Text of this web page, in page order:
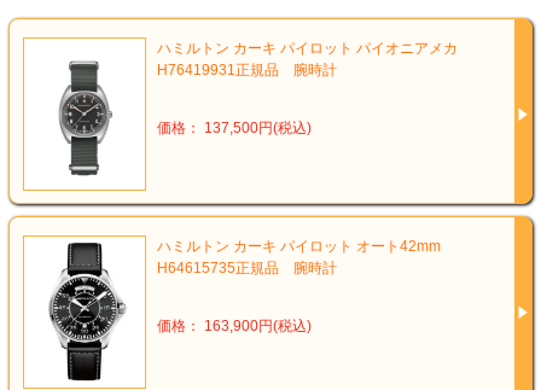
ハミルトン カーキ パイロット パイオニアメカ
H76419931正規品 腕時計
価格： 137,500円(税込)
ハミルトン カーキ パイロット オート42mm
H64615735正規品 腕時計
価格： 163,900円(税込)